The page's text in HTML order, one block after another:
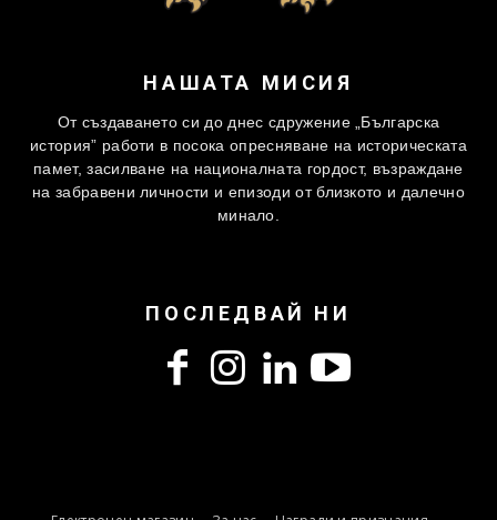
НАШАТА МИСИЯ
От създаването си до днес сдружение „Българска
история” работи в посока опресняване на историческата
памет, засилване на националната гордост, възраждане
на забравени личности и епизоди от близкото и далечно
минало.
ПОСЛЕДВАЙ НИ